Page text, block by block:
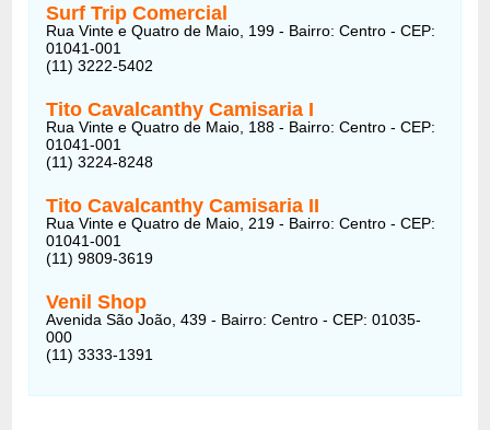
Surf Trip Comercial
Rua Vinte e Quatro de Maio, 199 - Bairro: Centro - CEP:
01041-001
(11) 3222-5402
Tito Cavalcanthy Camisaria I
Rua Vinte e Quatro de Maio, 188 - Bairro: Centro - CEP:
01041-001
(11) 3224-8248
Tito Cavalcanthy Camisaria II
Rua Vinte e Quatro de Maio, 219 - Bairro: Centro - CEP:
01041-001
(11) 9809-3619
Venil Shop
Avenida São João, 439 - Bairro: Centro - CEP: 01035-
000
(11) 3333-1391